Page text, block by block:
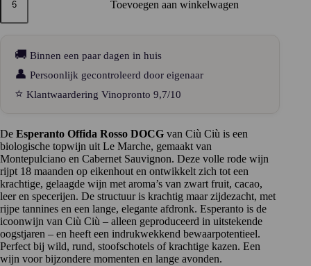
DOCG
Biologisch
rood
prestige
formaat
aantal
Toevoegen aan winkelwagen
🚚 Binnen een paar dagen in huis
👤 Persoonlijk gecontroleerd door eigenaar
⭐ Klantwaardering Vinopronto 9,7/10
De Esperanto Offida Rosso DOCG van Ciù Ciù is een
biologische topwijn uit Le Marche, gemaakt van
Montepulciano en Cabernet Sauvignon. Deze volle rode wijn
rijpt 18 maanden op eikenhout en ontwikkelt zich tot een
krachtige, gelaagde wijn met aroma’s van zwart fruit, cacao,
leer en specerijen. De structuur is krachtig maar zijdezacht, met
rijpe tannines en een lange, elegante afdronk. Esperanto is de
icoonwijn van Ciù Ciù – alleen geproduceerd in uitstekende
oogstjaren – en heeft een indrukwekkend bewaarpotentieel.
Perfect bij wild, rund, stoofschotels of krachtige kazen. Een
wijn voor bijzondere momenten en lange avonden.